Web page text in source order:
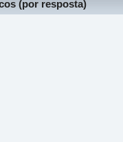
(por resposta)